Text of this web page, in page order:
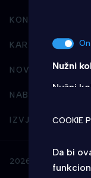
KONTAKT
KARIJERA U AKD-
NOVOSTI
NABAVA
IZVJEŠTAVANJE
2026 © AKD - Sva
COOKIE
Da bi
Nužni
Nužni
stranica
svome